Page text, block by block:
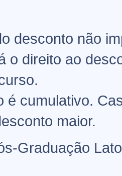
desconto não
o direito ao
é cumulativo.
maior.
Graduação